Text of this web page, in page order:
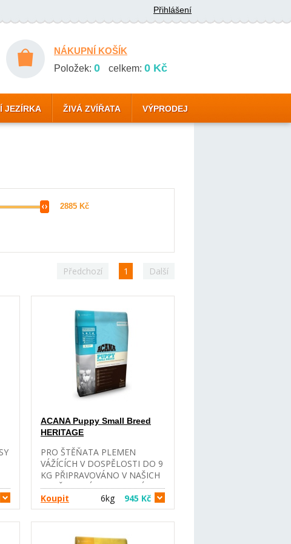
Přihlášení
NÁKUPNÍ KOŠÍK
Položek: 0 celkem: 0 Kč
JEZÍRKA ŽIVÁ ZVÍŘATA VÝPRODEJ
Předchozí 1 Další
ACANA Puppy Small Breed
HERITAGE
PRO ŠTĚŇATA PLEMEN
VÁŽÍCÍCH V DOSPĚLOSTI DO 9
KG PŘIPRAVOVÁNO V NAŠICH
OCEŇOVANÝCH KUCHYNÍCH V
KANADĚ. ACANA PUPPY
SMALL BREED PŘEKYPUJE
VOLNĚ CHOVANÝMI KUŘATY,
Koupit 6kg 945 Kč